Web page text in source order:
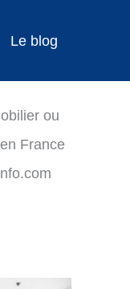
Le blog
ou
France